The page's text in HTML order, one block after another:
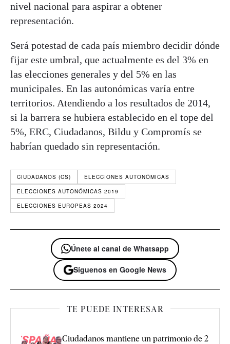
nivel nacional para aspirar a obtener
representación.
Será potestad de cada país miembro decidir dónde
fijar este umbral, que actualmente es del 3% en
las elecciones generales y del 5% en las
municipales. En las autonómicas varía entre
territorios. Atendiendo a los resultados de 2014,
si la barrera se hubiera establecido en el tope del
5%, ERC, Ciudadanos, Bildu y Compromís se
habrían quedado sin representación.
CIUDADANOS (CS)
ELECCIONES AUTONÓMICAS
ELECCIONES AUTONÓMICAS 2019
ELECCIONES EUROPEAS 2024
Únete al canal de Whatsapp
Síguenos en Google News
TE PUEDE INTERESAR
Ciudadanos mantiene un patrimonio de 2